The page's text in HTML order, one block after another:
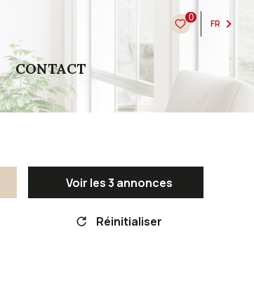
0
FR
CONTACT
Voir les3 annonces
Réinitialiser